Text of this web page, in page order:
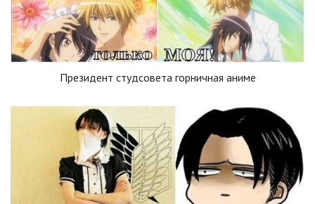
Президент студсовета горничная аниме